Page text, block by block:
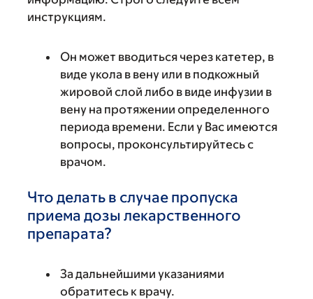
инструкциям.
Он может вводиться через катетер, в
виде укола в вену или в подкожный
жировой слой либо в виде инфузии в
вену на протяжении определенного
периода времени. Если у Вас имеются
вопросы, проконсультируйтесь с
врачом.
Что делать в случае пропуска
приема дозы лекарственного
препарата?
За дальнейшими указаниями
обратитесь к врачу.